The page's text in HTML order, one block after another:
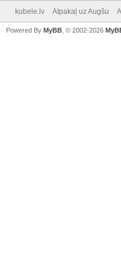
kubele.lv Atpakaļ uz Augšu
Powered By MyBB , © 2002-2026